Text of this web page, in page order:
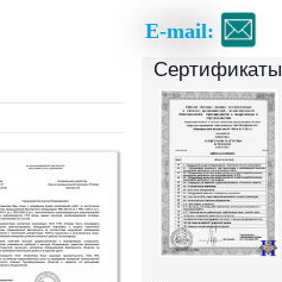
E-mail:
Сертификаты